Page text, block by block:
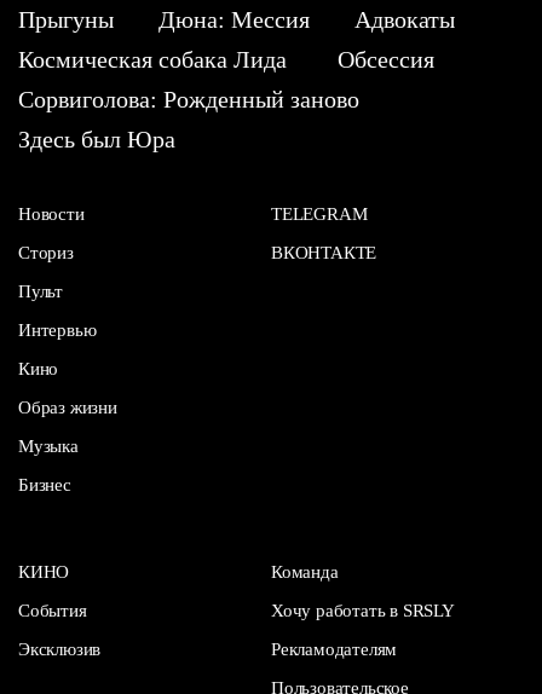
Прыгуны
Дюна: Мессия
Адвокаты
Космическая собака Лида
Обсессия
Сорвиголова: Рожденный заново
Здесь был Юра
Новости
Сториз
Пульт
Интервью
Кино
Образ жизни
Музыка
Бизнес
TELEGRAM
ВКОНТАКТЕ
КИНО
События
Эксклюзив
Команда
Хочу работать в SRSLY
Рекламодателям
Пользовательское